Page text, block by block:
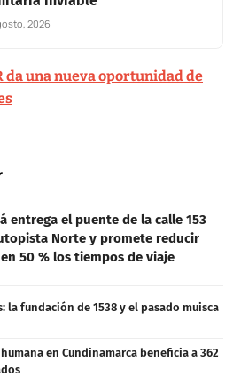
2026
da una nueva oportunidad de
entrega el puente de la calle 153
Norte y promete reducir
50 % los tiempos de viaje
la fundación de 1538 y el pasado muisca
en Cundinamarca beneficia a 362